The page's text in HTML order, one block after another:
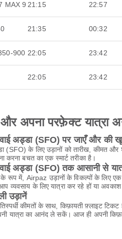
MAX 9 21:15 22:57
21:35 00:32
900 22:05 23:42
22:05 23:42
अपना परफ़ेक्ट यात्रा
हवाई अड्डा (SFO) पर जाएँ और
(SFO) के लिए उड़ानों को तारीख,
बचत का एक स्मार्ट तरीका है।
अड्डा (SFO) तक आसानी से
में, Airpaz उड़ानों के विकल्पों के लिए एक
व्यवसाय के लिए यात्रा कर रहे हों या
उड़ानें
कीमतों के साथ, किफ़ायती फ़्लाइट
यात्रा का आनंद ले सकें। आज ही अपनी